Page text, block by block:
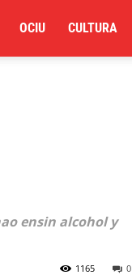
OCIU CULTURA
ensin alcohol y
0
1165